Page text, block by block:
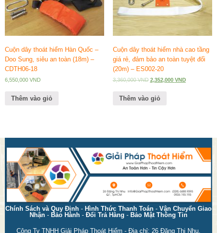
Cuộn dây thoát hiểm Hàn Quốc –
Doo Sung, siêu an toàn (18m) –
CDTH06-18
6,550,000 VND
Thêm vào giỏ
Cuộn dây thoát hiểm nhà cao tầng
giá rẻ, đảm bảo an toàn tuyệt đối
(20m) – ES002-20
3,360,000VND 2,352,000 VND
Thêm vào giỏ
Chính Sách và Quy Định - Hình Thức Thanh Toán - Vận Chuyển Giao
Nhận - Bảo Hành - Đổi Trả Hàng - Bảo Mật Thông Tin
Công Ty TNHH Giải Pháp Thoát Hiểm - Địa chỉ: 26 Đặng Thị Nhu,